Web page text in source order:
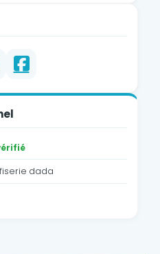
dada